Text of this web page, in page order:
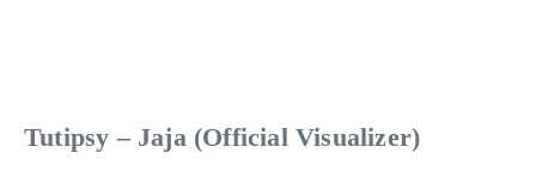
Tutipsy – Jaja (Official Visualizer)